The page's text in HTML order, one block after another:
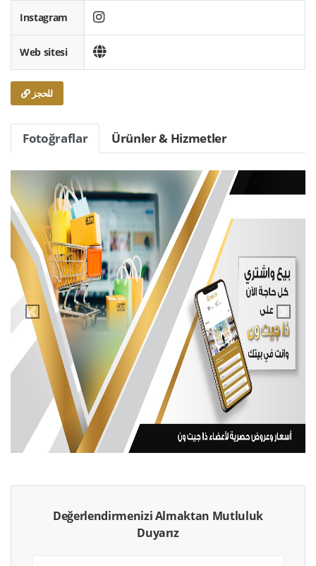
Instagram
Web sitesi
للحجز
Fotoğraflar Ürünler & Hizmetler
vendor.previous
Değerlendirmenizi Almaktan Mutluluk
Duyarız